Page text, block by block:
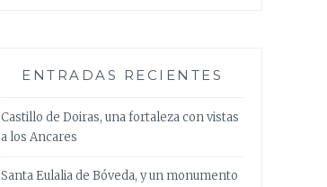
ENTRADAS RECIENTES
Castillo de Doiras, una fortaleza con vistas
a los Ancares
Santa Eulalia de Bóveda, y un monumento